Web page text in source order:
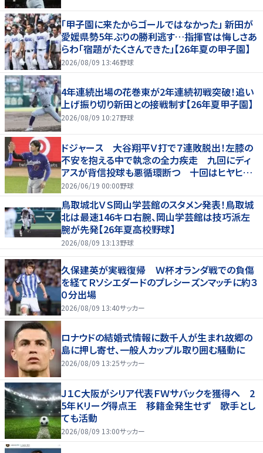
「甲子園に来たからゴールではなかった」 新田が
愛媛県勢5年ぶりの勝利逃す…指揮官は悔しさあ
らわ「宿題がたくさんできた」【26年夏の甲子園】
2026/08/09 13:46野球
4年連続出場の花巻東が2年連続初戦突破！追い
上げ振り切り新田との接戦制す【26年夏甲子園】
2026/08/09 10:27野球
ドジャース 大谷翔平Ｖ打で７連敗脱出！左膝の
不安を抱える中で執念の全力疾走 九回にディ
アスが背信投球も悪循環断つ 十回はヒヤヒヤ
もリード守る
2026/06/19 00:00野球
鳥取城北ＶＳ岡山学芸館のスタメン発表！鳥取城
北は最速146キロ右腕、岡山学芸館は技巧派左
腕が先発【26年夏高校野球】
2026/08/09 13:13野球
久保建英が実戦復帰 Ｗ杯オランダ戦での負傷
を経てＲソシエダードのプレシーズンマッチに約３
０分出場
2026/08/09 13:40サッカー
ロナウドの結婚式情報に数千人が生まれ故郷の
島に押し寄せ、一般人カップル取り囲む騒動に
2026/08/09 13:25サッカー
Ｊ１Ｃ大阪がシリア代表ＦＷサバックを獲得へ 2
5年Ｋリーグ得点王 移籍金発生せず 歌手とし
ても活動
2026/08/09 13:00サッカー